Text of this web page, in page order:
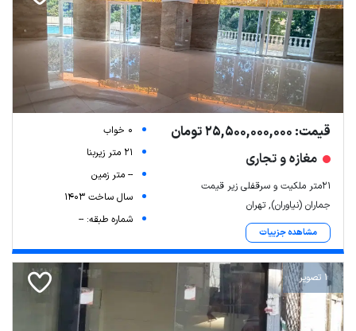
قیمت: 25,500,000,000 تومان
مغازه و تجاری
۲۱متر ملکیت و سرقفلی زیر قیمت
جماران (نیاوران), تهران
مشاهده جزییات
0 خواب
21 متر زیربنا
-- متر زمین
سال ساخت 1403
شماره طبقه: --
1 تصویر